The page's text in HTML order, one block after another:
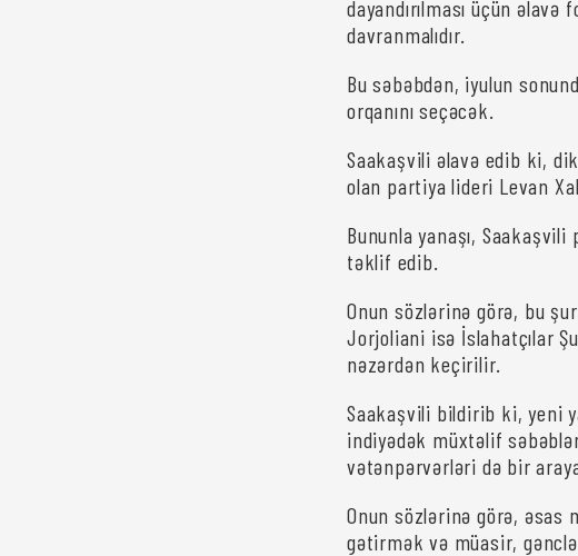
dayandırılması üçün
davranmalıdır.
Bu səbəbdən, iyulun
orqanını seçəcək.
Saakaşvili əlavə edib ki,
olan partiya lideri Levan
Bununla yanaşı, Saakaşvili
təklif edib.
Onun sözlərinə görə, bu
Jorjoliani isə İslahatçılar
nəzərdən keçirilir.
Saakaşvili bildirib ki, yeni
indiyədək müxtəlif
vətənpərvərləri də bir
Onun sözlərinə görə, əsas
gətirmək və müasir,